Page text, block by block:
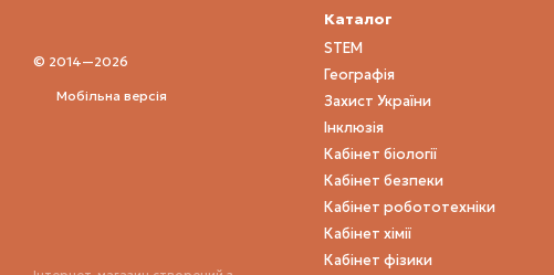
© 2014—2026
Мобільна версія
Каталог
STEM
Географія
Захист України
Інклюзія
Кабінет біології
Кабінет безпеки
Кабінет робототехніки
Кабінет хімії
Кабінет фізики